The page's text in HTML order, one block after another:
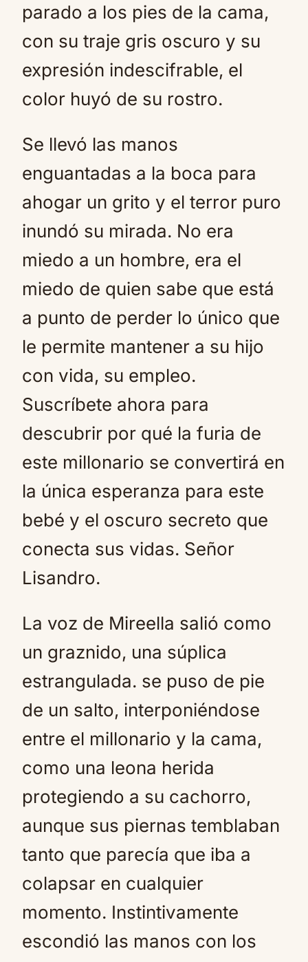
parado a los pies de la cama,
con su traje gris oscuro y su
expresión indescifrable, el
color huyó de su rostro.
Se llevó las manos
enguantadas a la boca para
ahogar un grito y el terror puro
inundó su mirada. No era
miedo a un hombre, era el
miedo de quien sabe que está
a punto de perder lo único que
le permite mantener a su hijo
con vida, su empleo.
Suscríbete ahora para
descubrir por qué la furia de
este millonario se convertirá en
la única esperanza para este
bebé y el oscuro secreto que
conecta sus vidas. Señor
Lisandro.
La voz de Mireella salió como
un graznido, una súplica
estrangulada. se puso de pie
de un salto, interponiéndose
entre el millonario y la cama,
como una leona herida
protegiendo a su cachorro,
aunque sus piernas temblaban
tanto que parecía que iba a
colapsar en cualquier
momento. Instintivamente
escondió las manos con los